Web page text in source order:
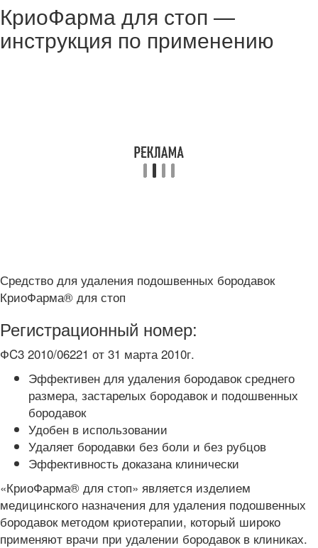
КриоФарма для стоп —
инструкция по применению
Средство для удаления подошвенных бородавок
КриоФарма® для стоп
Регистрационный номер:
ФC3 2010/06221 от 31 марта 2010г.
Эффективен для удаления бородавок среднего
размера, застарелых бородавок и подошвенных
бородавок
Удобен в использовании
Удаляет бородавки без боли и без рубцов
Эффективность доказана клинически
«КриоФарма® для стоп» является изделием
медицинского назначения для удаления подошвенных
бородавок методом криотерапии, который широко
применяют врачи при удалении бородавок в клиниках.